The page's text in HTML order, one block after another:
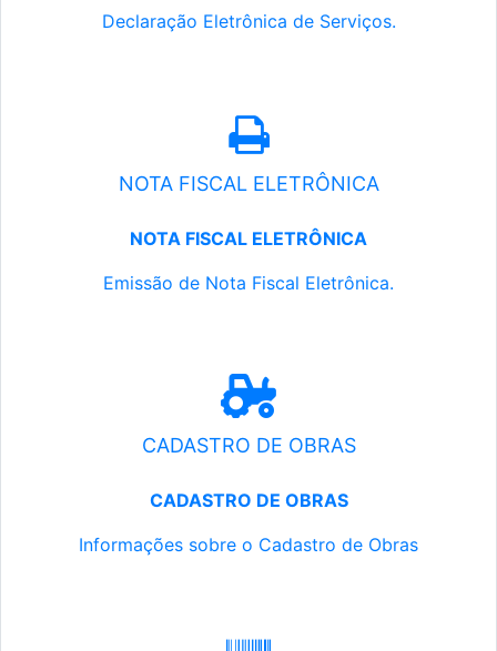
Declaração Eletrônica de Serviços.
NOTA FISCAL ELETRÔNICA
NOTA FISCAL ELETRÔNICA
Emissão de Nota Fiscal Eletrônica.
CADASTRO DE OBRAS
CADASTRO DE OBRAS
Informações sobre o Cadastro de Obras